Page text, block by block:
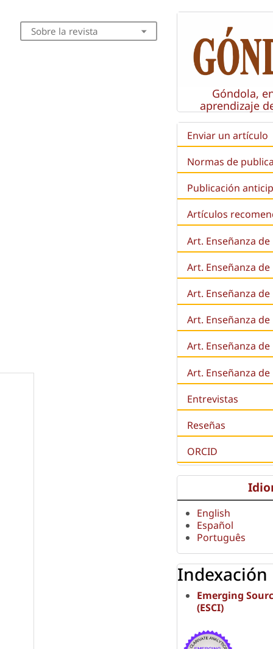
Sobre la revista
Góndola,
aprendizaje
Enviar un artículo
Normas de
Publicación
Artículos
Art. Enseñanza
Art. Enseñanza
Art. Enseñanza de
Art. Enseñanza de
Art. Enseñanza
Art. Enseñanza
Entrevistas
Reseñas
ORCID
English
Español
Português
Indexación
Emerging
(ESCI)